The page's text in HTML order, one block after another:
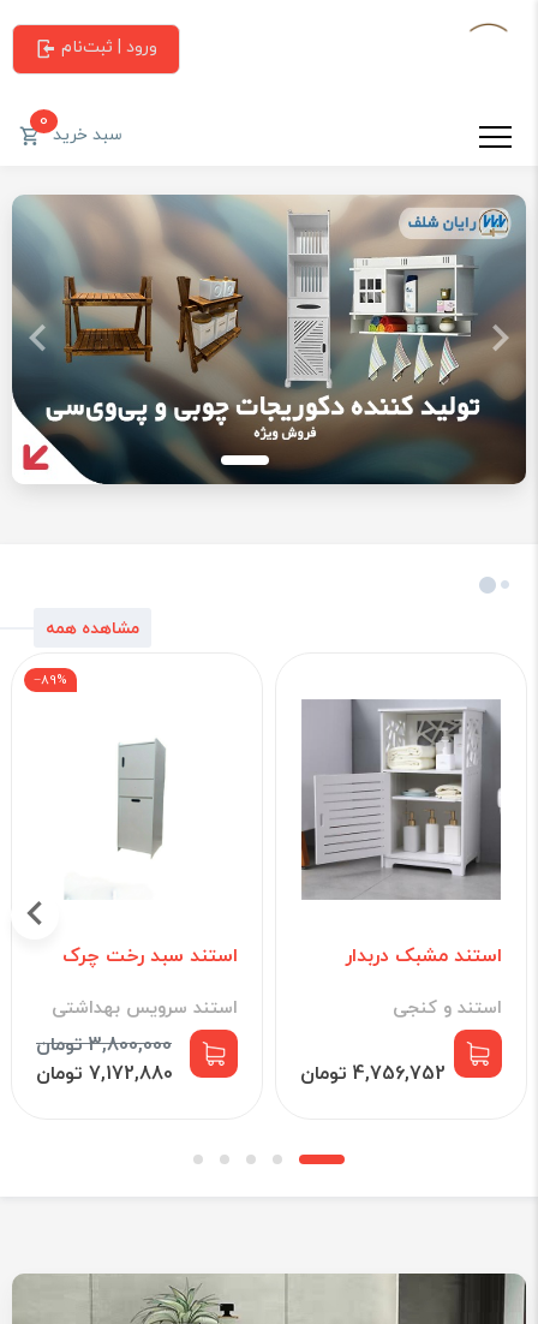
ورود | ثبت‌نام
سبد خرید0
مشاهده همه
استند مشبک دربدار
استند و کنجی
4,756,752 تومان
استند سبد رخت چرک
استند سرویس بهداشتی
3,800,000 تومان
‎−89%
7,172,880 تومان